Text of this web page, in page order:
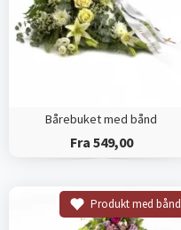
Bårebuket med bånd
Fra 549,00
Produkt med bånd